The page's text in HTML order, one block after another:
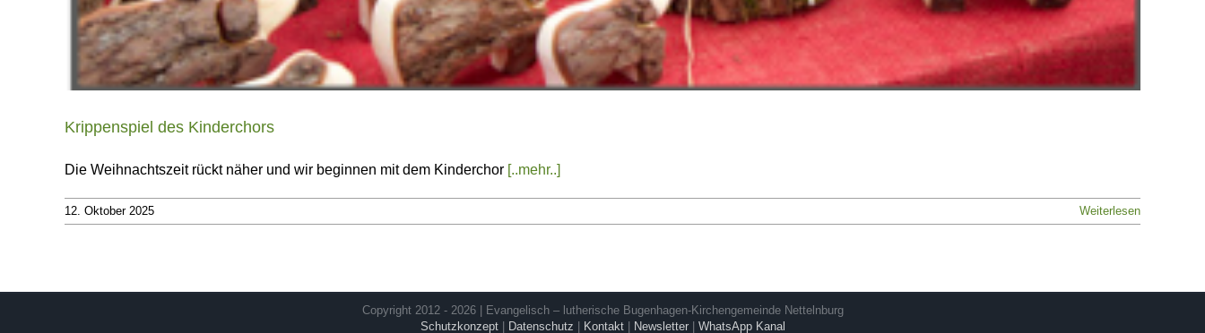
Krippenspiel des Kinderchors
Die Weihnachtszeit rückt näher und wir beginnen mit dem Kinderchor [..mehr..]
12. Oktober 2025 Weiterlesen
Copyright 2012 - 2026 | Evangelisch – lutherische Bugenhagen-Kirchengemeinde Nettelnburg
Schutzkonzept| Datenschutz | Kontakt| Newsletter| WhatsApp Kanal